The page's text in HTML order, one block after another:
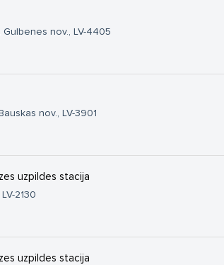
nov., LV-4405
nov., LV-3901
uzpildes stacija
2130
uzpildes stacija